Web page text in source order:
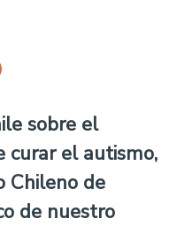
sobre el
curar el autismo,
Chileno de
de nuestro